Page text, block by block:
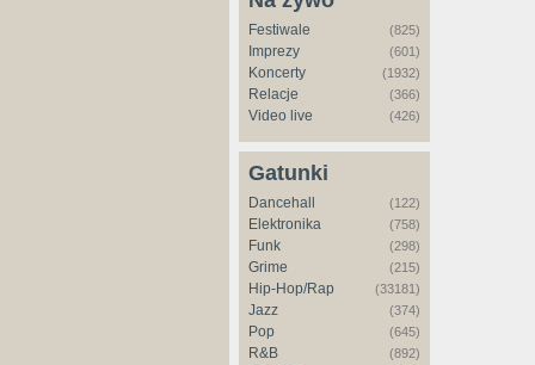
Festiwale (825)
Imprezy (601)
Koncerty (1932)
Relacje (366)
Video live (426)
Gatunki
Dancehall (122)
Elektronika (758)
Funk (298)
Grime (215)
Hip-Hop/Rap (33181)
Jazz (374)
Pop (645)
R&B (892)